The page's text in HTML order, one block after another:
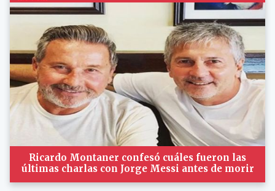
Ricardo Montaner confesó cuáles fueron las
últimas charlas con Jorge Messi antes de morir